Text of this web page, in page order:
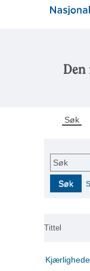
Den
Søk
Søk
Søk
Tittel